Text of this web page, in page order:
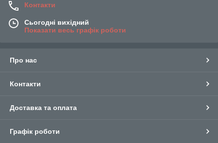
Контакти
Сьогодні вихідний
Показати весь графік роботи
Про нас
Контакти
Доставка та оплата
Графік роботи